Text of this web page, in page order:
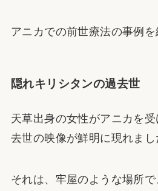
アニカでの前世療法の事例を
隠れキリシタンの過去世
天草出身の女性がアニカを
去世の映像が鮮明に現れまし
それは、牢屋のような場所